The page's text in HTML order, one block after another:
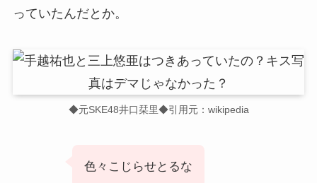
っていたんだとか。
◆元SKE48井口栞里◆引用元：wikipedia
色々こじらせとるな